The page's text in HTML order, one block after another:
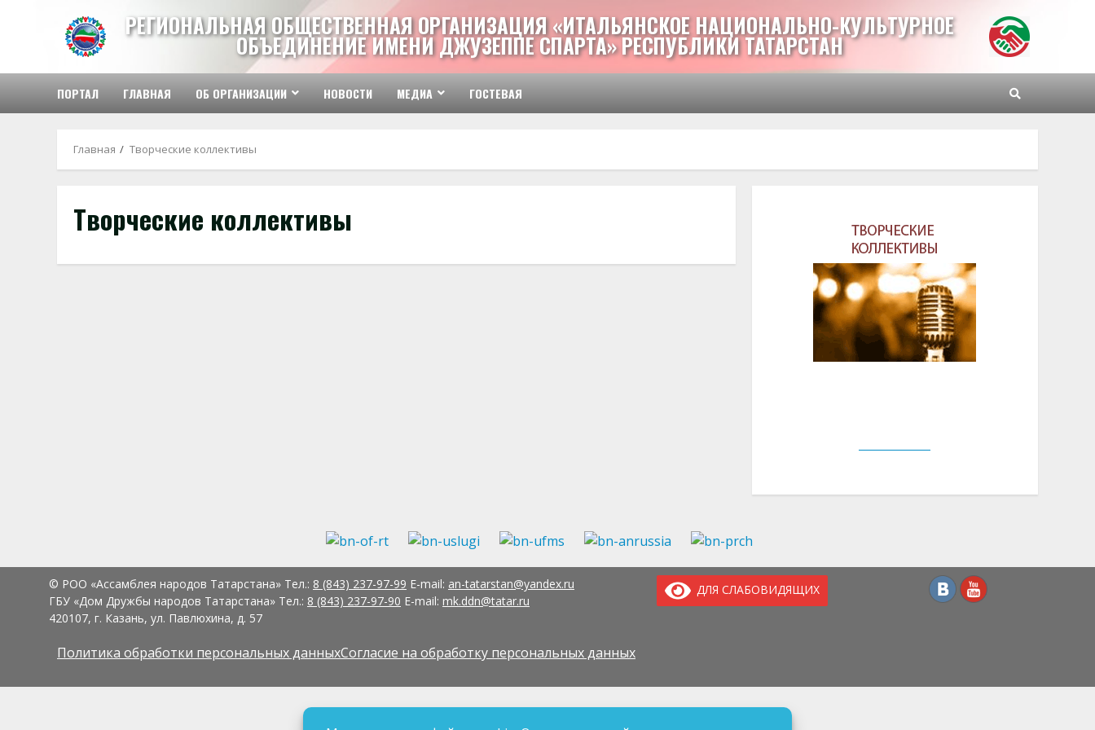
содержимому
РЕГИОНАЛЬНАЯ ОБЩЕСТВЕННАЯ ОРГАНИЗАЦИЯ «ИТАЛЬЯНСКОЕ НАЦИОНАЛЬНО-КУЛЬТУРНОЕ
ОБЪЕДИНЕНИЕ ИМЕНИ ДЖУЗЕППЕ СПАРТА» РЕСПУБЛИКИ ТАТАРСТАН
ПОРТАЛ ГЛАВНАЯ ОБ ОРГАНИЗАЦИИ НОВОСТИ МЕДИА ГОСТЕВАЯ
Главная Творческие коллективы
Творческие коллективы
ДЛЯ СЛАБОВИДЯЩИХ
© РОО «Ассамблея народов Татарстана» Тел.: 8 (843) 237-97-99 E-mail: an-tatarstan@yandex.ru
ГБУ «Дом Дружбы народов Татарстана» Тел.: 8 (843) 237-97-90 E-mail: mk.ddn@tatar.ru
420107, г. Казань, ул. Павлюхина, д. 57
Политика обработки персональных данныхСогласие на обработку персональных данных